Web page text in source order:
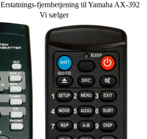
Erstatnings-fjernbetjening til Yamaha AX-392
Vi sælger